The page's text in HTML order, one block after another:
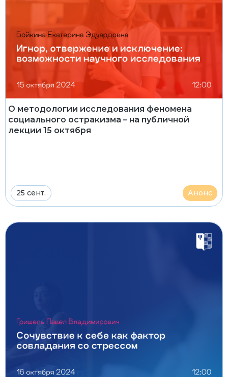
О методологии исследования феномена
социального остракизма – на публичной
лекции 15 октября
25 сент. Анонс